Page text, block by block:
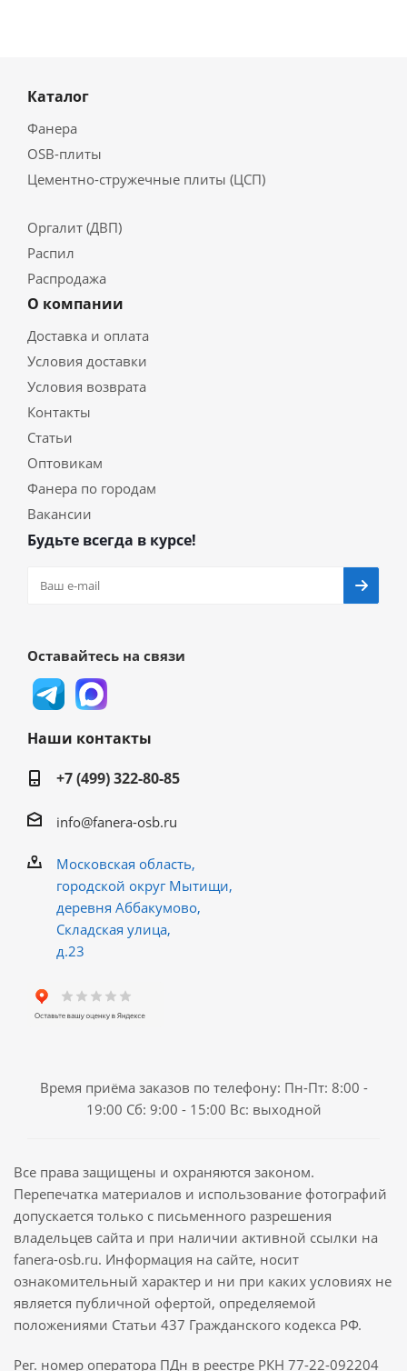
Каталог
Фанера
OSB-плиты
Цементно-стружечные плиты (ЦСП)
Оргалит (ДВП)
Распил
Распродажа
О компании
Доставка и оплата
Условия доставки
Условия возврата
Контакты
Статьи
Оптовикам
Фанера по городам
Вакансии
Будьте всегда в курсе!
Оставайтесь на связи
Наши контакты
+7 (499) 322-80-85
info@fanera-osb.ru
Московская область,
городской округ Мытищи,
деревня Аббакумово,
Складская улица,
д.23
Время приёма заказов по телефону: Пн-Пт: 8:00 -
19:00 Сб: 9:00 - 15:00 Вс: выходной
Все права защищены и охраняются законом.
Перепечатка материалов и использование фотографий
допускается только с письменного разрешения
владельцев сайта и при наличии активной ссылки на
fanera-osb.ru. Информация на сайте, носит
ознакомительный характер и ни при каких условиях не
является публичной офертой, определяемой
положениями Статьи 437 Гражданского кодекса РФ.
Рег. номер оператора ПДн в реестре РКН 77-22-092204